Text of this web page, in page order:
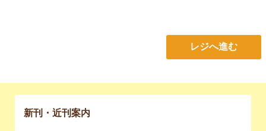
レジへ進む
新刊・近刊案内